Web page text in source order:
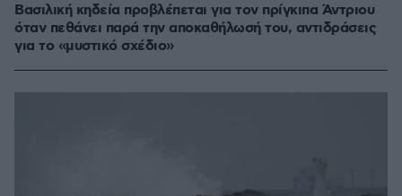
Βασιλική κηδεία προβλέπεται για τον πρίγκιπα Άντριου
όταν πεθάνει παρά την αποκαθήλωσή του, αντιδράσεις
για το «μυστικό σχέδιο»